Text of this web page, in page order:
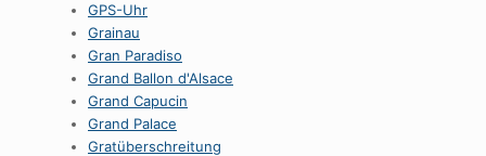
GPS-Uhr
Grainau
Gran Paradiso
Grand Ballon d'Alsace
Grand Capucin
Grand Palace
Gratüberschreitung